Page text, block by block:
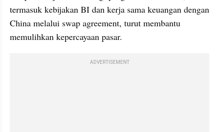
termasuk kebijakan BI dan kerja sama keuangan dengan
China melalui swap agreement, turut membantu
memulihkan kepercayaan pasar.
ADVERTISEMENT